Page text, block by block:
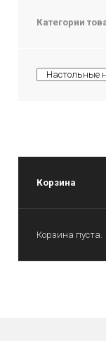
Категории
Корзина
Корзина пуста.